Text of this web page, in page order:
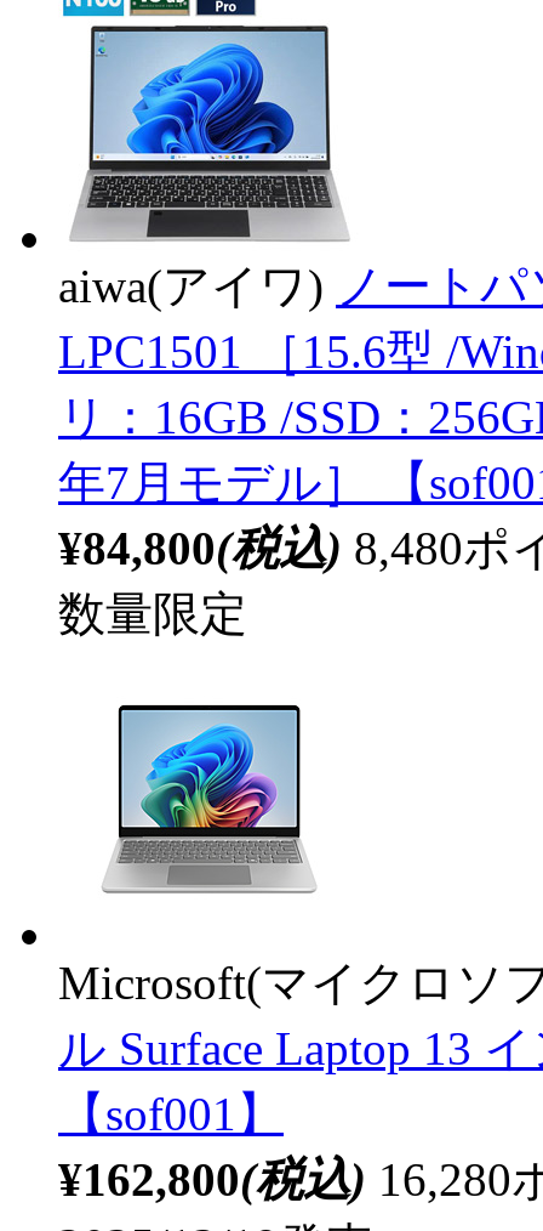
aiwa(アイワ) ノートパ
LPC1501 ［15.6型 /
リ：16GB /SSD：
年7月モデル］ 【
¥84,800(税込) 8,480ポ
数量限定
Microsoft(マイクロソ
ル Surface Laptop 13
【sof001】
¥162,800(税込) 16,280